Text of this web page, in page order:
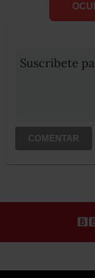
Suscribete
COMENTAR